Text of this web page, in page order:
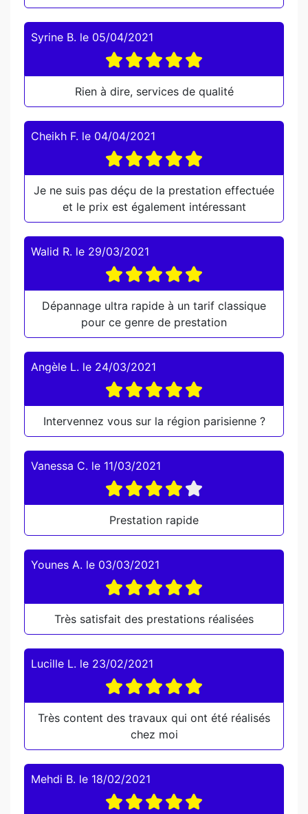
Syrine B. le 05/04/2021
Rien à dire, services de qualité
Cheikh F. le 04/04/2021
Je ne suis pas déçu de la prestation effectuée
et le prix est également intéressant
Walid R. le 29/03/2021
Dépannage ultra rapide à un tarif classique
pour ce genre de prestation
Angèle L. le 24/03/2021
Intervennez vous sur la région parisienne ?
Vanessa C. le 11/03/2021
Prestation rapide
Younes A. le 03/03/2021
Très satisfait des prestations réalisées
Lucille L. le 23/02/2021
Très content des travaux qui ont été réalisés
chez moi
Mehdi B. le 18/02/2021